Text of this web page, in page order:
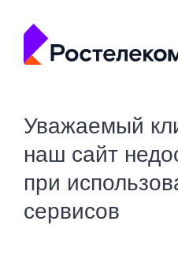
Уважаемый
наш сайт
при
сервисов